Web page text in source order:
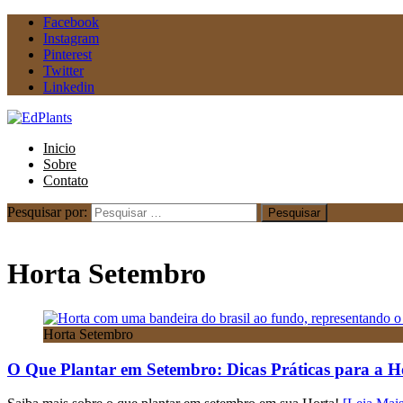
Facebook
Instagram
Pinterest
Twitter
Linkedin
Inicio
Sobre
Contato
Pesquisar por:
Horta Setembro
Horta Setembro
O Que Plantar em Setembro: Dicas Práticas para a